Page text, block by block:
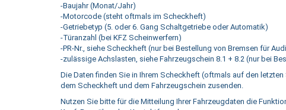
-Baujahr (Monat/Jahr)
-Motorcode (steht oftmals im Scheckheft)
-Getriebetyp (5. oder 6. Gang Schaltgetriebe oder Automatik)
-Türanzahl (bei KFZ Scheinwerfern)
-PR-Nr., siehe Scheckheft (nur bei Bestellung von Bremsen für
-zulässige Achslasten, siehe Fahrzeugschein 8.1 + 8.2 (nur bei
Die Daten finden Sie in Ihrem Scheckheft (oftmals auf den
dem Scheckheft und dem Fahrzeugschein zusenden.
Nutzen Sie bitte für die Mitteilung Ihrer Fahrzeugdaten die